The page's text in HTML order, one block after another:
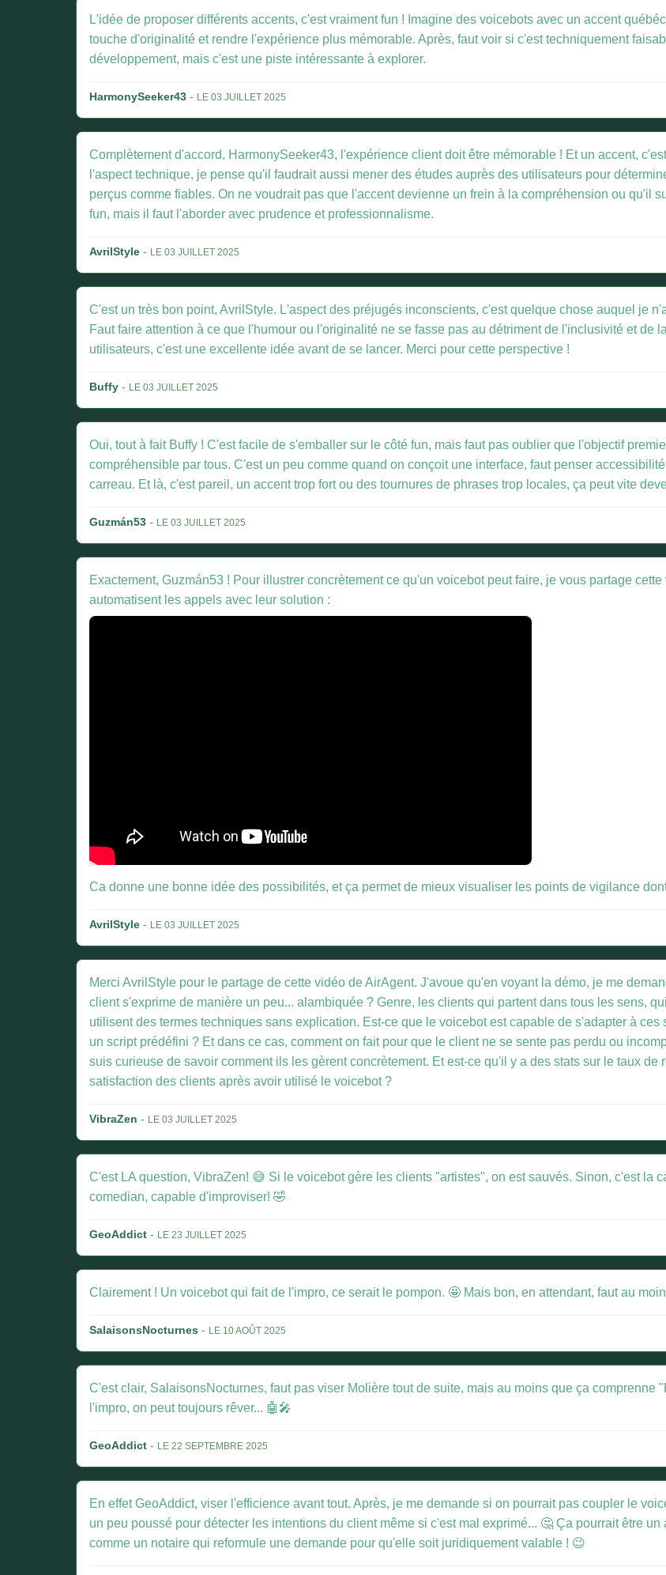
L'idée de proposer différents accents, c'est vraiment fun ! Imagine des voicebots avec un accent
touche d'originalité et rendre l'expérience plus mémorable. Après, faut voir si c'est techniquement
développement, mais c'est une piste intéressante à explorer.
HarmonySeeker43 - LE 03 JUILLET 2025
Complètement d'accord, HarmonySeeker43, l'expérience client doit être mémorable ! Et un accent,
l'aspect technique, je pense qu'il faudrait aussi mener des études auprès des utilisateurs pour
perçus comme fiables. On ne voudrait pas que l'accent devienne un frein à la compréhension ou qu'il
fun, mais il faut l'aborder avec prudence et professionnalisme.
AvrilStyle - LE 03 JUILLET 2025
C'est un très bon point, AvrilStyle. L'aspect des préjugés inconscients, c'est quelque chose auquel je
Faut faire attention à ce que l'humour ou l'originalité ne se fasse pas au détriment de l'inclusivité et de
utilisateurs, c'est une excellente idée avant de se lancer. Merci pour cette perspective !
Buffy - LE 03 JUILLET 2025
Oui, tout à fait Buffy ! C'est facile de s'emballer sur le côté fun, mais faut pas oublier que l'objectif
compréhensible par tous. C'est un peu comme quand on conçoit une interface, faut penser
carreau. Et là, c'est pareil, un accent trop fort ou des tournures de phrases trop locales, ça peut vite
Guzmán53 - LE 03 JUILLET 2025
Exactement, Guzmán53 ! Pour illustrer concrètement ce qu'un voicebot peut faire, je vous partage
automatisent les appels avec leur solution :
Ca donne une bonne idée des possibilités, et ça permet de mieux visualiser les points de vigilance
AvrilStyle - LE 03 JUILLET 2025
Merci AvrilStyle pour le partage de cette vidéo de AirAgent. J'avoue qu'en voyant la démo, je me
client s'exprime de manière un peu... alambiquée ? Genre, les clients qui partent dans tous les sens,
utilisent des termes techniques sans explication. Est-ce que le voicebot est capable de s'adapter à
un script prédéfini ? Et dans ce cas, comment on fait pour que le client ne se sente pas perdu ou
suis curieuse de savoir comment ils les gèrent concrètement. Et est-ce qu'il y a des stats sur le taux
satisfaction des clients après avoir utilisé le voicebot ?
VibraZen - LE 03 JUILLET 2025
C'est LA question, VibraZen! 😅 Si le voicebot gère les clients "artistes", on est sauvés. Sinon, c'est la
comedian, capable d'improviser! 🤣
GeoAddict - LE 23 JUILLET 2025
Clairement ! Un voicebot qui fait de l'impro, ce serait le pompon. 🤩 Mais bon, en attendant, faut au
SalaisonsNocturnes - LE 10 AOÛT 2025
C'est clair, SalaisonsNocturnes, faut pas viser Molière tout de suite, mais au moins que ça comprenne
l'impro, on peut toujours rêver... 🤖🎤
GeoAddict - LE 22 SEPTEMBRE 2025
En effet GeoAddict, viser l'efficience avant tout. Après, je me demande si on pourrait pas coupler le
un peu poussé pour détecter les intentions du client même si c'est mal exprimé... 🤔 Ça pourrait être
comme un notaire qui reformule une demande pour qu'elle soit juridiquement valable ! 😉